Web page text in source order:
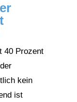
40 Prozent
kein
ist